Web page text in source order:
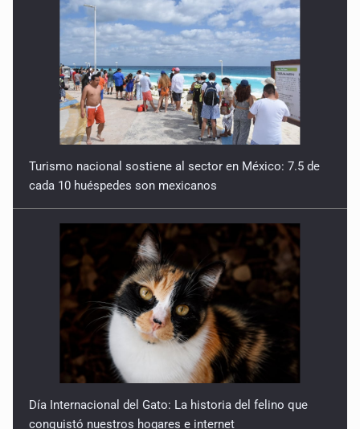
Turismo nacional sostiene al sector en México: 7.5 de
cada 10 huéspedes son mexicanos
Día Internacional del Gato: La historia del felino que
conquistó nuestros hogares e internet